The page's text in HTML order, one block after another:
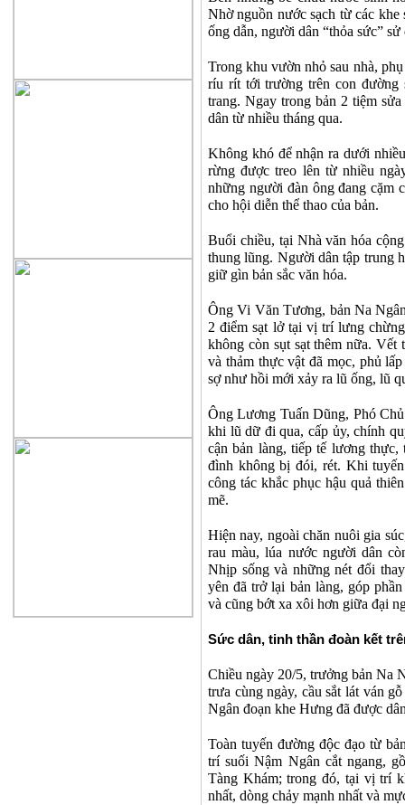
Nhờ nguồn nước sạch từ các
ống dẫn, người dân “thỏa sức”
Trong khu vườn nhỏ sau nhà,
ríu rít tới trường trên con đường
trang. Ngay trong bản 2 tiệm
dân từ nhiều tháng qua.
Không khó để nhận ra dưới
rừng được treo lên từ nhiều
những người đàn ông đang cặm
cho hội diễn thể thao của bản.
Buổi chiều, tại Nhà văn hóa
thung lũng. Người dân tập trung
giữ gìn bản sắc văn hóa.
Ông Vi Văn Tương, bản Na
2 điểm sạt lở tại vị trí lưng
không còn sụt sạt thêm nữa.
và thảm thực vật đã mọc, phủ
sợ như hồi mới xảy ra lũ ống, lũ
Ông Lương Tuấn Dũng, Phó
khi lũ dữ đi qua, cấp ủy, chính
cận bản làng, tiếp tế lương
đình không bị đói, rét. Khi
công tác khắc phục hậu quả
mẽ.
Hiện nay, ngoài chăn nuôi gia
rau màu, lúa nước người dân
Nhịp sống và những nét đổi
yên đã trở lại bản làng, góp
và cũng bớt xa xôi hơn giữa đại
Sức dân, tinh thần đoàn kết
Chiều ngày 20/5, trưởng bản Na
trưa cùng ngày, cầu sắt lát ván
Ngân đoạn khe Hưng đã được
Toàn tuyến đường độc đạo từ
trí suối Nậm Ngân cắt ngang,
Tàng Khám; trong đó, tại vị trí
nhất, dòng chảy mạnh nhất và